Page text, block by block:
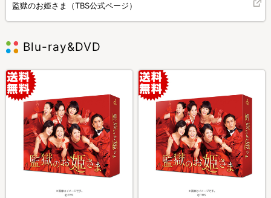
監獄のお姫さま（TBS公式ページ）
Blu-ray&DVD